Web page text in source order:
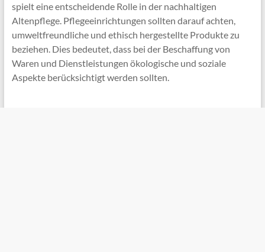
spielt eine entscheidende Rolle in der nachhaltigen
Altenpflege. Pflegeeinrichtungen sollten darauf achten,
umweltfreundliche und ethisch hergestellte Produkte zu
beziehen. Dies bedeutet, dass bei der Beschaffung von
Waren und Dienstleistungen ökologische und soziale
Aspekte berücksichtigt werden sollten.